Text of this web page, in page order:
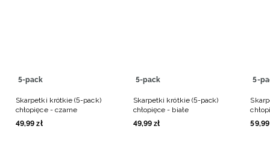
5-pack
Skarpetki krótkie (5-pack)
chłopięce - czarne
49,99 zł
5-pack
Skarpetki krótkie (5-pack)
chłopięce - białe
49,99 zł
5-
59,99